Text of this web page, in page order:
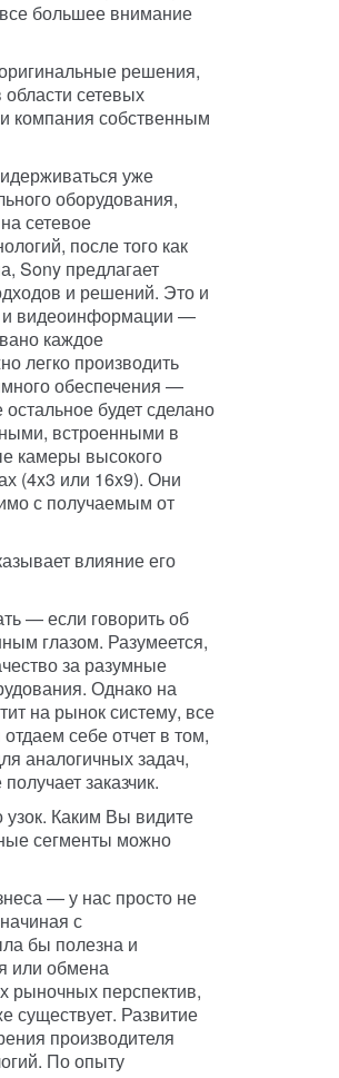
большее внимание
решения,
сетевых
компания собственным
уже
оборудования,
сетевое
после того как
Sony предлагает
и решений. Это и
и видеоинформации —
каждое
легко производить
обеспечения —
будет сделано
встроенными в
камеры высокого
(4x3 или 16x9). Они
с получаемым от
влияние его
— если говорить об
глазом. Разумеется,
за разумные
Однако на
на рынок систему, все
себе отчет в том,
аналогичных задач,
заказчик.
Каким Вы видите
сегменты можно
— у нас просто не
с
бы полезна и
или обмена
рыночных перспектив,
существует. Развитие
производителя
По опыту